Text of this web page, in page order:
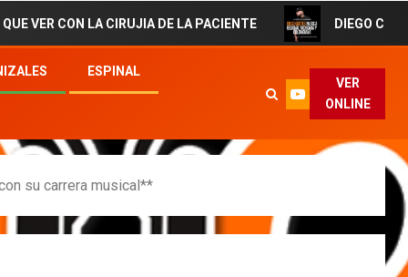
LA CIRUJIA DE LA PACIENTE DIEGO CORTES El
ESPINAL
VER
ONLINE
su carrera musical**